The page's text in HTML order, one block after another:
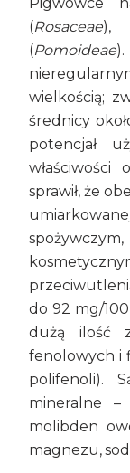
(Rosaceae),
(Pomoideae
wielkością;
średnicy
potencjał
sprawił, że
do 92 mg/
dużą ilość
fenolowych i
polifenoli).
mineralne
molibden
magnezu,